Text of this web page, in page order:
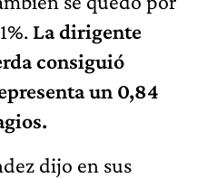
La dirigente
consiguió
un 0,84
dijo en sus